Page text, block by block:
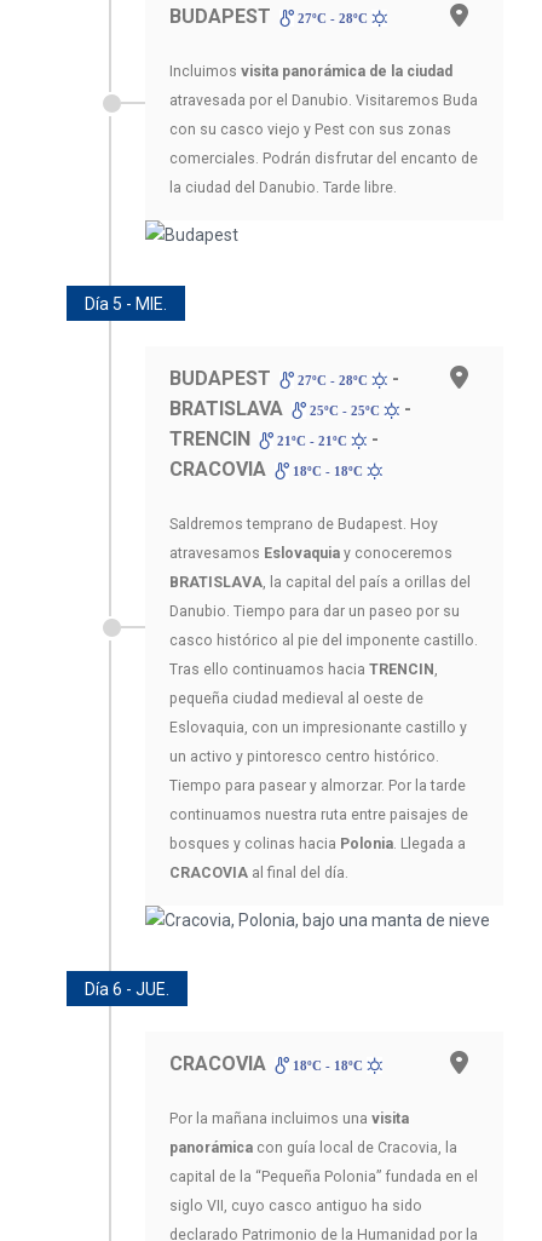
BUDAPEST 27ºC - 28ºC
Incluimos visita panorámica de la ciudad
atravesada por el Danubio. Visitaremos Buda
con su casco viejo y Pest con sus zonas
comerciales. Podrán disfrutar del encanto de
la ciudad del Danubio. Tarde libre.
Día 5 - MIE.
BUDAPEST 27ºC - 28ºC
-
BRATISLAVA
25ºC - 25ºC
-
TRENCIN
21ºC - 21ºC
-
CRACOVIA
18ºC - 18ºC
Saldremos temprano de Budapest. Hoy
atravesamos Eslovaquia y conoceremos
BRATISLAVA , la capital del país a orillas del
Danubio. Tiempo para dar un paseo por su
casco histórico al pie del imponente castillo.
Tras ello continuamos hacia TRENCIN
pequeña ciudad medieval al oeste de
Eslovaquia, con un impresionante castillo y
un activo y pintoresco centro histórico.
Tiempo para pasear y almorzar. Por la tarde
continuamos nuestra ruta entre paisajes de
bosques y colinas hacia Polonia . Llegada a
CRACOVIA al final del día.
Día 6 - JUE.
CRACOVIA 18ºC - 18ºC
Por la mañana incluimos una visita
panorámica con guía local de Cracovia, la
capital de la “Pequeña Polonia” fundada en el
siglo VII, cuyo casco antiguo ha sido
declarado Patrimonio de la Humanidad por la